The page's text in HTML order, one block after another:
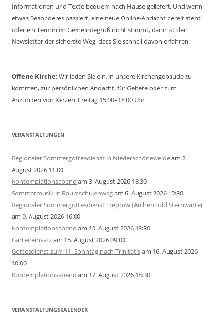
Informationen und Texte bequem nach Hause geliefert. Und wenn
etwas Besonderes passiert, eine neue Online-Andacht bereit steht
oder ein Termin im Gemeindegruß nicht stimmt, dann ist der
Newsletter der sicherste Weg, dass Sie schnell davon erfahren.
Offene Kirche: Wir laden Sie ein, in unsere Kirchengebäude zu
kommen, zur persönlichen Andacht, für Gebete oder zum
Anzünden von Kerzen: Freitag 15:00–18:00 Uhr
VERANSTALTUNGEN
Regionaler Sommergottesdienst in Niederschöneweideam 2.
August 2026 11:00
Kontemplationsabend am 3. August 2026 18:30
Sommermusik in Baumschulenwegam 6. August 2026 19:30
Regionaler Sommergottesdienst Treptow (Archenhold Sternwarte)
am 9. August 2026 16:00
Kontemplationsabend am 10. August 2026 18:30
Garteneinsatzam 15. August 2026 09:00
Gottesdienst zum 11. Sonntag nach Trinitatisam 16. August 2026
10:00
Kontemplationsabend am 17. August 2026 18:30
VERANSTALTUNGSKALENDER